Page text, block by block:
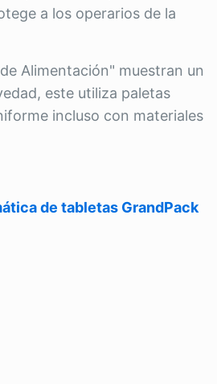
a los operarios de la
Alimentación" muestran un
este utiliza paletas
incluso con materiales
de tabletas GrandPack